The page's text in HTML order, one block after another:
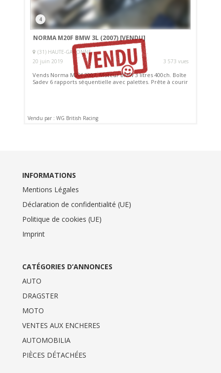
4
NORMA M20F BMW 3L (2007) [VENDU]
(31) HAUTE-GARONNE
20 juin 2019
3 573 vues
Vends Norma M20f 2007. Moteur BMW 3 litres 400ch. Boîte
Sadev 6 rapports séquentielle avec palettes. Prête à courir
Vendu par : WG British Racing
INFORMATIONS
Mentions Légales
Déclaration de confidentialité (UE)
Politique de cookies (UE)
Imprint
CATÉGORIES D’ANNONCES
AUTO
DRAGSTER
MOTO
VENTES AUX ENCHERES
AUTOMOBILIA
PIÈCES DÉTACHÉES